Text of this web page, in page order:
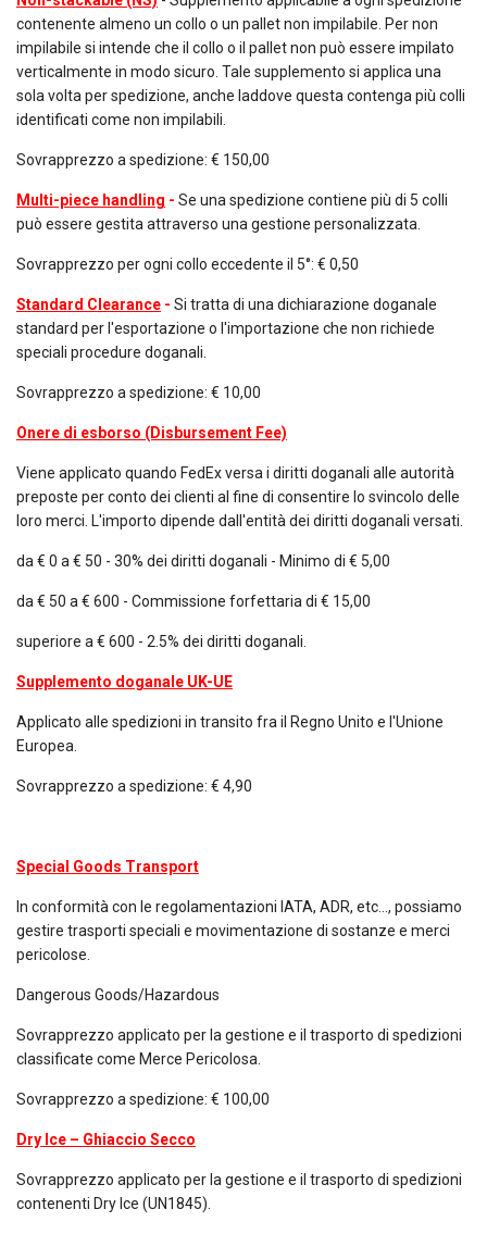
contenente almeno un collo o un pallet non impilabile. Per non
impilabile si intende che il collo o il pallet non può essere impilato
verticalmente in modo sicuro. Tale supplemento si applica una
sola volta per spedizione, anche laddove questa contenga più colli
identificati come non impilabili.
Sovrapprezzo a spedizione: € 150,00
Multi-piece handling - Se una spedizione contiene più di 5 colli
può essere gestita attraverso una gestione personalizzata.
Sovrapprezzo per ogni collo eccedente il 5°: € 0,50
Standard Clearance - Si tratta di una dichiarazione doganale
standard per l'esportazione o l'importazione che non richiede
speciali procedure doganali.
Sovrapprezzo a spedizione: € 10,00
Onere di esborso (Disbursement Fee)
Viene applicato quando FedEx versa i diritti doganali alle autorità
preposte per conto dei clienti al fine di consentire lo svincolo delle
loro merci. L'importo dipende dall'entità dei diritti doganali versati.
da € 0 a € 50 - 30% dei diritti doganali - Minimo di € 5,00
da € 50 a € 600 - Commissione forfettaria di € 15,00
superiore a € 600 - 2.5% dei diritti doganali.
Supplemento doganale UK-UE
Applicato alle spedizioni in transito fra il Regno Unito e l'Unione
Europea.
Sovrapprezzo a spedizione: € 4,90
Special Goods Transport
In conformità con le regolamentazioni IATA, ADR, etc…, possiamo
gestire trasporti speciali e movimentazione di sostanze e merci
pericolose.
Dangerous Goods/Hazardous
Sovrapprezzo applicato per la gestione e il trasporto di spedizioni
classificate come Merce Pericolosa.
Sovrapprezzo a spedizione: € 100,00
Dry Ice – Ghiaccio Secco
Sovrapprezzo applicato per la gestione e il trasporto di spedizioni
contenenti Dry Ice (UN1845).